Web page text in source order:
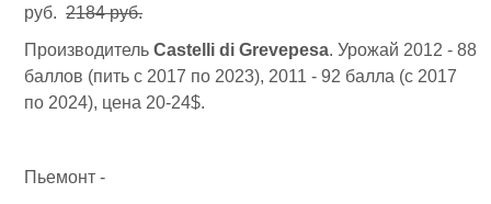
руб. 2184 руб.
Производитель Castelli di Grevepesa. Урожай 2012 - 88
баллов (пить с 2017 по 2023), 2011 - 92 балла (с 2017
по 2024), цена 20-24$.
Пьемонт -